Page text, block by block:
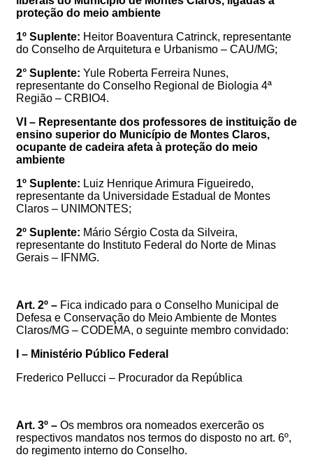
proteção do meio ambiente
1º Suplente: Heitor Boaventura Catrinck, representante
do Conselho de Arquitetura e Urbanismo – CAU/MG;
2° Suplente: Yule Roberta Ferreira Nunes,
representante do Conselho Regional de Biologia 4ª
Região – CRBIO4.
VI – Representante dos professores de instituição de
ensino superior do Município de Montes Claros,
ocupante de cadeira afeta à proteção do meio
ambiente
1º Suplente: Luiz Henrique Arimura Figueiredo,
representante da Universidade Estadual de Montes
Claros – UNIMONTES;
2º Suplente: Mário Sérgio Costa da Silveira,
representante do Instituto Federal do Norte de Minas
Gerais – IFNMG.
Art. 2º – Fica indicado para o Conselho Municipal de
Defesa e Conservação do Meio Ambiente de Montes
Claros/MG – CODEMA, o seguinte membro convidado:
I – Ministério Público Federal
Frederico Pellucci – Procurador da República
Art. 3º – Os membros ora nomeados exercerão os
respectivos mandatos nos termos do disposto no art. 6º,
do regimento interno do Conselho.